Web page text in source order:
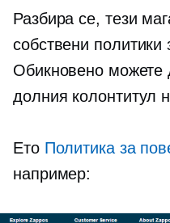
Разбира се, тези
собствени политики
Обикновено можете
долния колонтитул
Ето Политика за
например: